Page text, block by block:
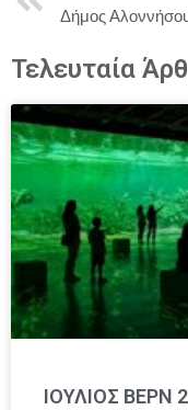
Τελευταία
ΙΟΥΛΙΟΣ ΒΕΡΝ